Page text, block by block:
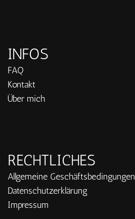
INFOS
FAQ
Kontakt
Über mich
RECHTLICHES
Allgemeine Geschäftsbedingungen
Datenschutzerklärung
Impressum